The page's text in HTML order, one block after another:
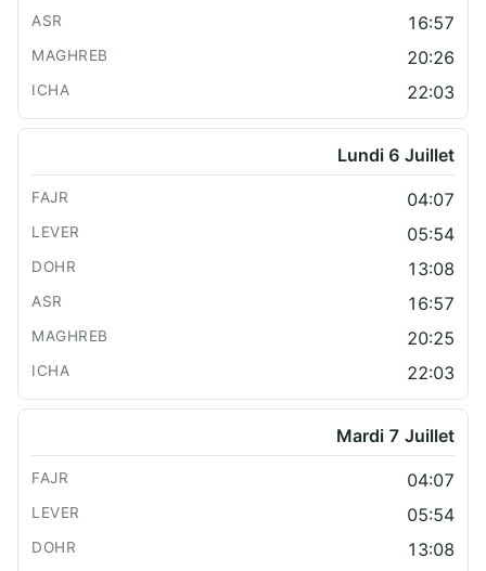
16:57
20:26
22:03
Lundi 6 Juillet
04:07
05:54
13:08
16:57
20:25
22:03
Mardi 7 Juillet
04:07
05:54
13:08